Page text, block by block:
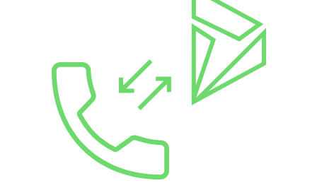
Telephony & Dynamics 365 Integration